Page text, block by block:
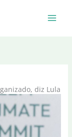
diz Lula